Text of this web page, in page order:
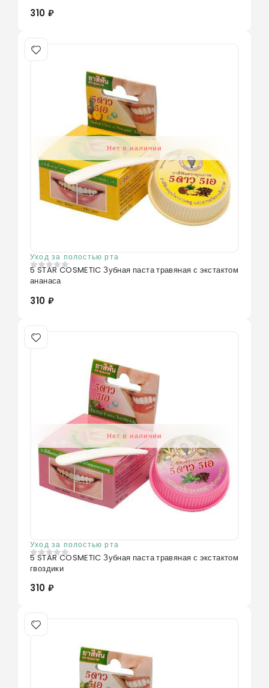
310 ₽
Нет в наличии
Уход за полостью рта
0 из 5
5 STAR COSMETIC Зубная паста травяная с экстактом
ананаса
310 ₽
Нет в наличии
Уход за полостью рта
0 из 5
5 STAR COSMETIC Зубная паста травяная с экстактом
гвоздики
310 ₽